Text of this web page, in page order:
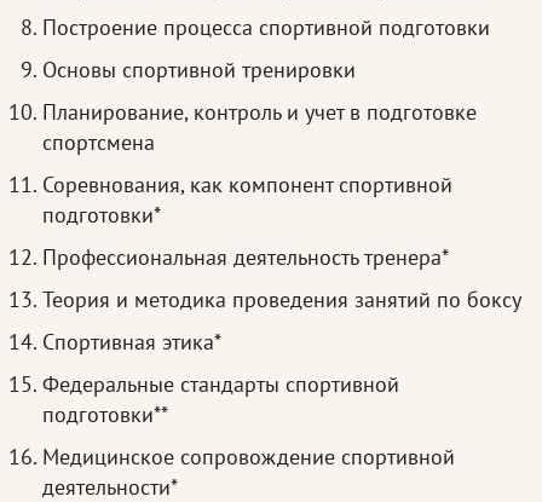
Построение процесса спортивной подготовки
Основы спортивной тренировки
Планирование, контроль и учет в подготовке
спортсмена
Соревнования, как компонент спортивной
подготовки*
Профессиональная деятельность тренера*
Теория и методика проведения занятий по боксу
Спортивная этика*
Федеральные стандарты спортивной
подготовки**
Медицинское сопровождение спортивной
деятельности*